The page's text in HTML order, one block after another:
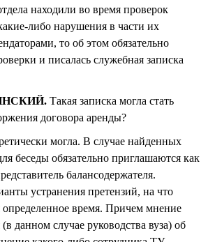
находили во время проверок
либо нарушения в части их
то об этом обязательно
и писалась служебная записка
Такая записка могла стать
договора аренды?
могла. В случае найденных
беседы обязательно приглашаются как
балансодержателя.
устранения претензий, на что
определенное время. Причем мнение
данном случае руководства вуза) об